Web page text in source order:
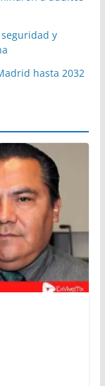
y
hasta 2032